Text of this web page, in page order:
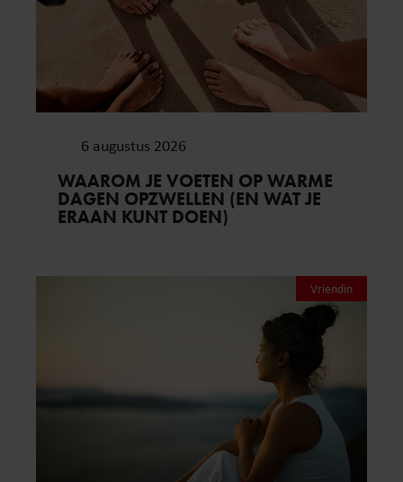
6 augustus 2026
WAAROM JE VOETEN OP WARME
DAGEN OPZWELLEN (EN WAT JE
ERAAN KUNT DOEN)
Vriendin